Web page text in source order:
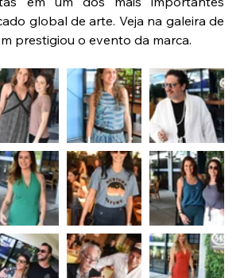
global de arte. Veja na galeira de
prestigiou o evento da marca.